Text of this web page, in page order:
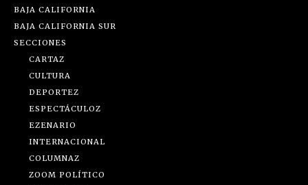
BAJA CALIFORNIA
BAJA CALIFORNIA SUR
SECCIONES
CARTAZ
CULTURA
DEPORTEZ
ESPECTÁCULOZ
EZENARIO
INTERNACIONAL
COLUMNAZ
ZOOM POLÍTICO